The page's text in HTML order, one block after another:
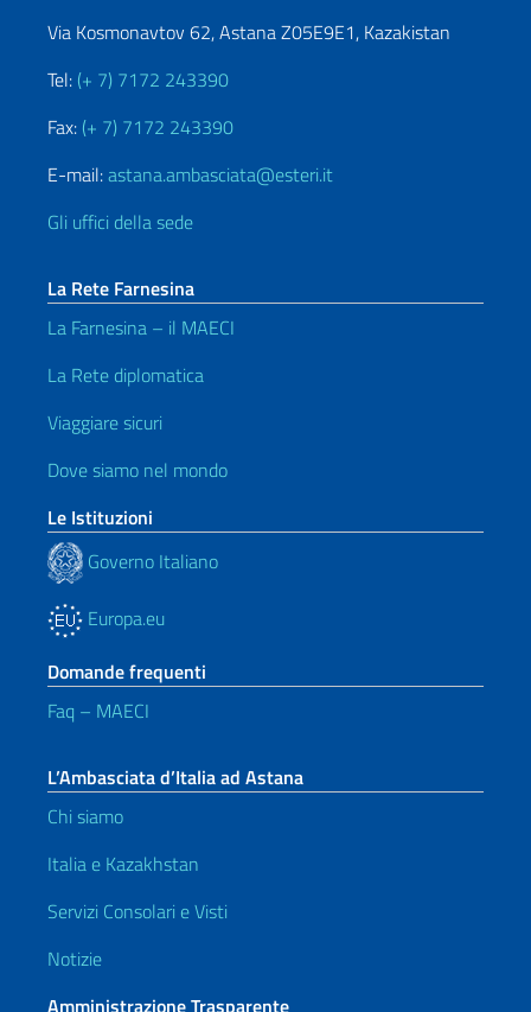
Via Kosmonavtov 62, Astana Z05E9E1, Kazakistan
Tel: (+ 7) 7172 243390
Fax: (+ 7) 7172 243390
E-mail:astana.ambasciata@esteri.it
Gli uffici della sede
La Rete Farnesina
La Farnesina – il MAECI
La Rete diplomatica
Viaggiare sicuri
Dove siamo nel mondo
Le Istituzioni
Governo Italiano
Europa.eu
Domande frequenti
Faq – MAECI
L’Ambasciata d’Italia ad Astana
Chi siamo
Italia e Kazakhstan
Servizi Consolari e Visti
Notizie
Amministrazione Trasparente